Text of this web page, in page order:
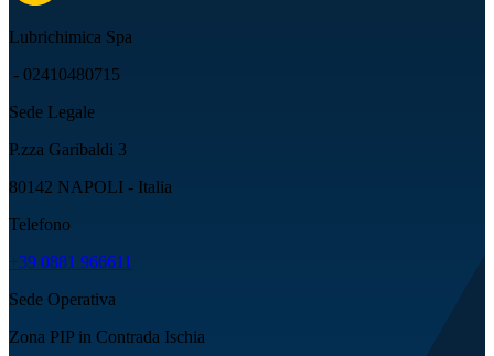
Lubrichimica Spa
- 02410480715
Sede Legale
P.zza Garibaldi 3
80142 NAPOLI - Italia
Telefono
+39 0881 966611
Sede Operativa
Zona PIP in Contrada Ischia